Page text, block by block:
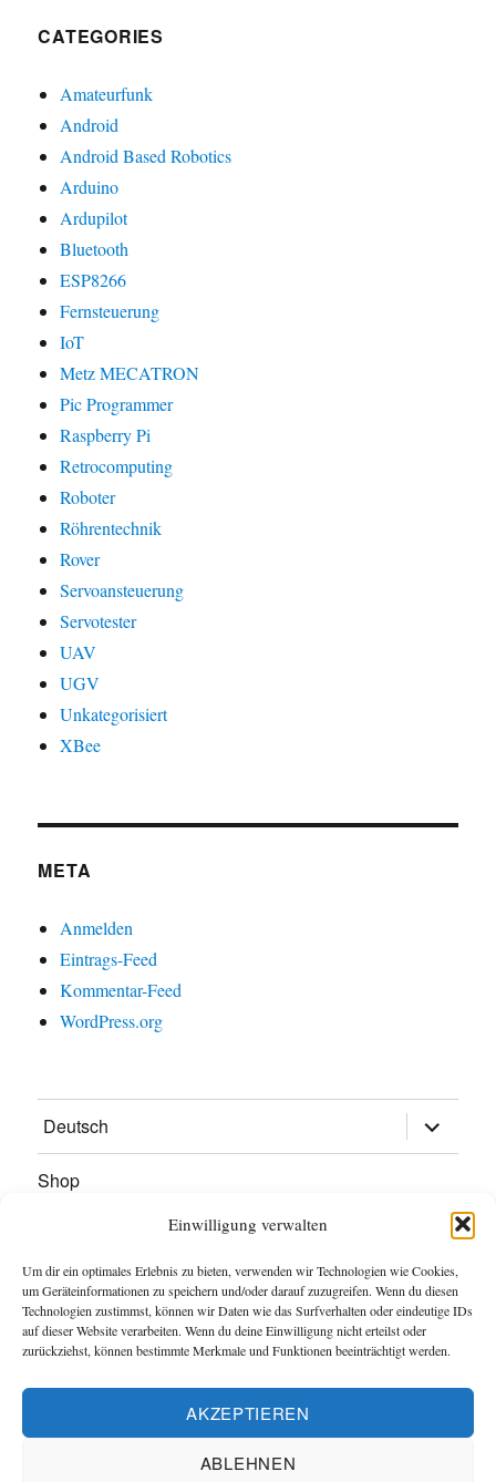
Einwilligung verwalten
Um dir ein optimales Erlebnis zu bieten, verwenden wir Technologien wie Cookies,
um Geräteinformationen zu speichern und/oder darauf zuzugreifen. Wenn du diesen
Technologien zustimmst, können wir Daten wie das Surfverhalten oder eindeutige IDs
auf dieser Website verarbeiten. Wenn du deine Einwilligung nicht erteilst oder
zurückziehst, können bestimmte Merkmale und Funktionen beeinträchtigt werden.
AKZEPTIEREN
ABLEHNEN
CATEGORIES
Amateurfunk
Android
Android Based Robotics
Arduino
Ardupilot
Bluetooth
ESP8266
Fernsteuerung
IoT
Metz MECATRON
Pic Programmer
Raspberry Pi
Retrocomputing
Roboter
Röhrentechnik
Rover
Servoansteuerung
Servotester
UAV
UGV
Unkategorisiert
XBee
META
Anmelden
Eintrags-Feed
Kommentar-Feed
WordPress.org
Deutsch
öffnen
Shop
Datenschutzerklärung
Impressum
Datenschutzerklärung